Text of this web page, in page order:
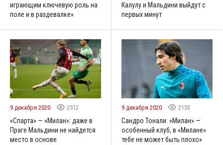
играющим ключевую роль на
поле и в раздевалке»
Калулу и Мальдини выйдут с
первых минут
9 декабря 2020 2512
«Спарта» — «Милан»: даже в
Праге Мальдини не найдется
место в основе
9 декабря 2020 2153
Сандро Тонали: «Милан» —
особенный клуб, в «Милане»
тебе не может быть плохо»